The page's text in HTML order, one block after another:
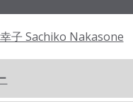
子 Sachiko Nakasone